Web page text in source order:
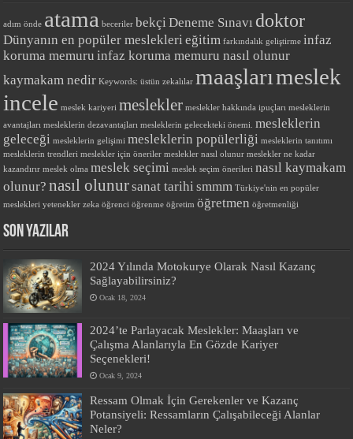
adım önde atama beceriler bekçiDeneme Sınavı doktor
Dünyanın en popüler mesleklerieğitim farkındalık geliştirme infaz
koruma memuru infaz koruma memuru nasıl olunur
kaymakam nedir Keywords: üstün zekalılar maaşlarımeslek
incele meslek kariyeri meslekler meslekler hakkında ipuçları mesleklerin
avantajları mesleklerin dezavantajları mesleklerin gelecekteki önemi. mesleklerin
geleceği mesleklerin gelişimi mesleklerin popülerliği mesleklerin tanıtımı
mesleklerin trendleri meslekler için öneriler meslekler nasıl olunur meslekler ne kadar
kazandırır meslek olma meslek seçimi meslek seçim önerileri nasıl kaymakam
olunur? nasıl olunursanat tarihismmm Türkiye'nin en popüler
meslekleri yetenekler zeka öğrenci öğrenme öğretim öğretmen öğretmenliği
SON YAZILAR
2024 Yılında Motokurye Olarak Nasıl Kazanç
Sağlayabilirsiniz?
Ocak 18, 2024
2024’te Parlayacak Meslekler: Maaşları ve
Çalışma Alanlarıyla En Gözde Kariyer
Seçenekleri!
Ocak 9, 2024
Ressam Olmak İçin Gerekenler ve Kazanç
Potansiyeli: Ressamların Çalışabileceği Alanlar
Neler?